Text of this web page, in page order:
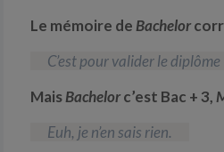
Le mémoire de Bachelor
C’est pour valider le diplôme
MaisBachelorc’est Bac + 3,
Euh, je n’en sais rien.